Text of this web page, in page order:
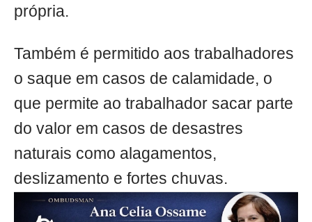
própria.
Também é permitido aos trabalhadores
o saque em casos de calamidade, o
que permite ao trabalhador sacar parte
do valor em casos de desastres
naturais como alagamentos,
deslizamento e fortes chuvas.